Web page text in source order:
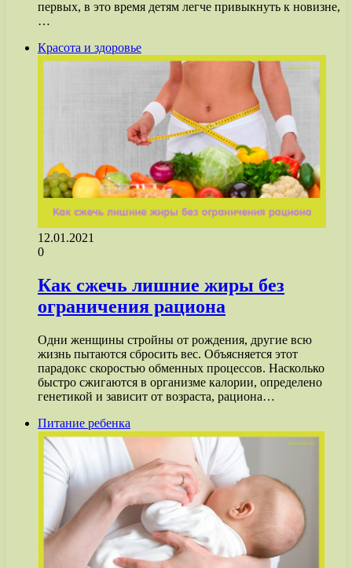
первых, в это время детям легче привыкнуть к новизне,
…
Красота и здоровье
12.01.2021
0
Как сжечь лишние жиры без
ограничения рациона
Одни женщины стройны от рождения, другие всю
жизнь пытаются сбросить вес. Объясняется этот
парадокс скоростью обменных процессов. Насколько
быстро сжигаются в организме калории, определено
генетикой и зависит от возраста, рациона…
Питание ребенка